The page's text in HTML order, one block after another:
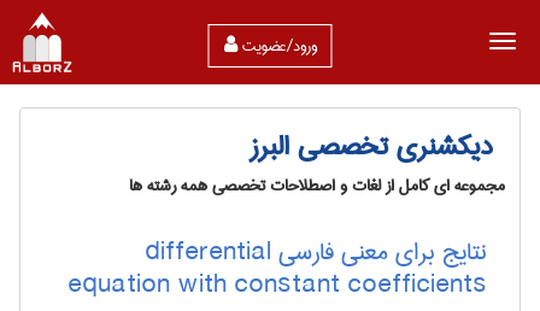
ورود/عضویت
دیکشنری تخصصی البرز
مجموعه ای کامل از لغات و اصطلاحات تخصصی همه رشته ها
نتایج برای معنی فارسی differential
equation with constant coefficients